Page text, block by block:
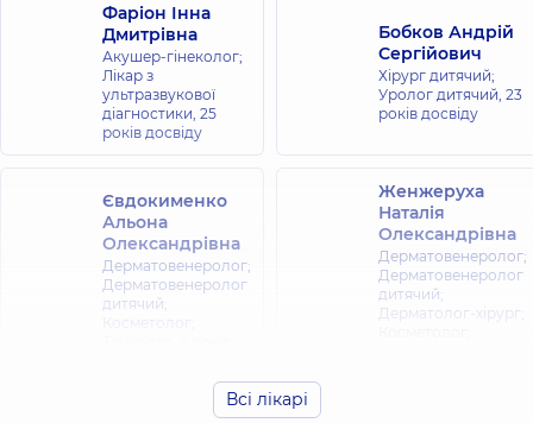
Фаріон Інна
Дмитрівна
Акушер-гінеколог;
Лікар з
ультразвукової
діагностики, 25
років досвіду
Бобков Андрій
Сергійович
Хірург дитячий;
Уролог дитячий, 23
років досвіду
Євдокименко
Альона
Олександрівна
Дерматовенеролог;
Дерматовенеролог
дитячий;
Женжеруха
Наталія
Олександрівна
Дерматовенеролог;
Дерматовенеролог
дитячий;
Дерматолог-хірург;
Всі лікарі